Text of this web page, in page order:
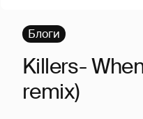
Блоги
Killers-
remix)